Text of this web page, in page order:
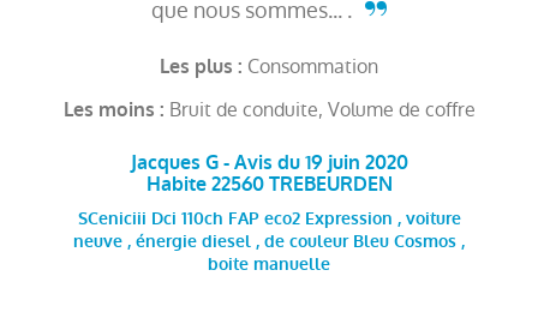
que nous sommes... .
Les plus : Consommation
Les moins : Bruit de conduite, Volume de coffre
Jacques G - Avis du 19 juin 2020
Habite 22560 TREBEURDEN
SCeniciii Dci 110ch FAP eco2 Expression , voiture
neuve , énergie diesel , de couleur Bleu Cosmos ,
boite manuelle